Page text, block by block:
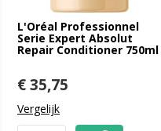
L'Oréal Professionnel
Serie Expert Absolut
Repair Conditioner 750ml
€ 35,75
Vergelijk